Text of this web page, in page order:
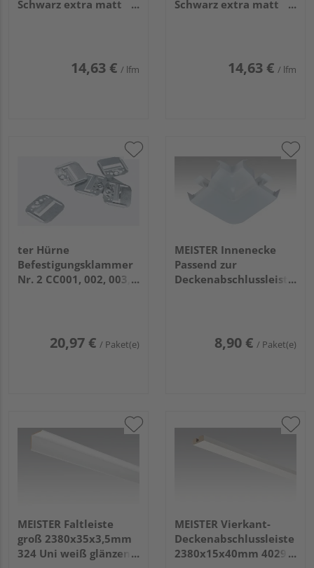
Schwarz extra matt
14,63 € / lfm
Schwarz extra matt
14,63 € / lfm
ter Hürne
Befestigungsklammer
Nr. 2 CC001, 002, 003,
20,97 € / Paket(e)
MEISTER Innenecke
Passend zur
Deckenabschlussleiste
8,90 € / Paket(e)
MEISTER Faltleiste
groß 2380x35x3,5mm
324 Uni weiß glänzend
MEISTER Vierkant-
Deckenabschlussleiste
2380x15x40mm 4029